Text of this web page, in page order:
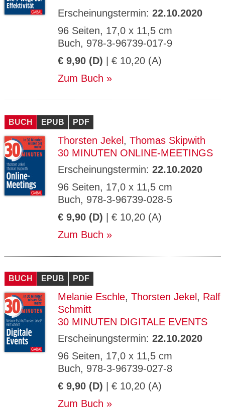
Erscheinungstermin: 22.10.2020
96 Seiten, 17,0 x 11,5 cm
Buch, 978-3-96739-017-9
€ 9,90 (D) | € 10,20 (A)
Zum Buch
BUCH EPUB PDF
Thorsten Jekel , Thomas Skipwith
30 MINUTEN ONLINE-MEETINGS
Erscheinungstermin: 22.10.2020
96 Seiten, 17,0 x 11,5 cm
Buch, 978-3-96739-028-5
€ 9,90 (D) | € 10,20 (A)
Zum Buch
BUCH EPUB PDF
Melanie Eschle, Thorsten Jekel , Ralf
Schmitt
30 MINUTEN DIGITALE EVENTS
Erscheinungstermin: 22.10.2020
96 Seiten, 17,0 x 11,5 cm
Buch, 978-3-96739-027-8
€ 9,90 (D) | € 10,20 (A)
Zum Buch